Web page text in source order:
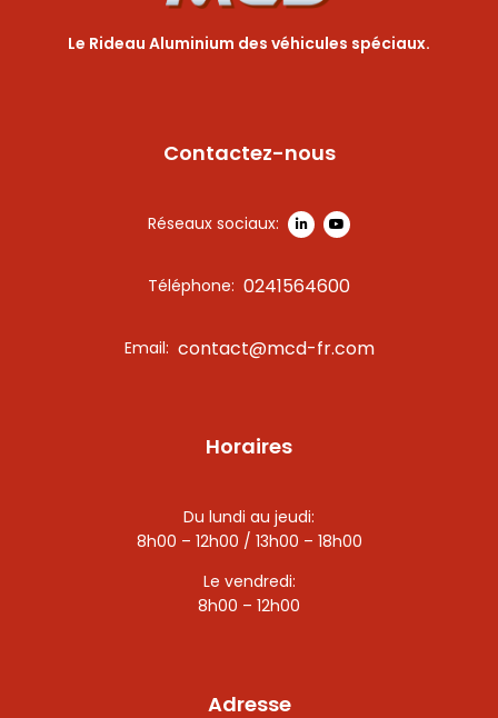
Le Rideau Aluminium des véhicules spéciaux.
Contactez-nous
Réseaux sociaux:
Téléphone: 0241564600
Email: contact@mcd-fr.com
Horaires
Du lundi au jeudi:
8h00 – 12h00 / 13h00 – 18h00
Le vendredi:
8h00 – 12h00
Adresse